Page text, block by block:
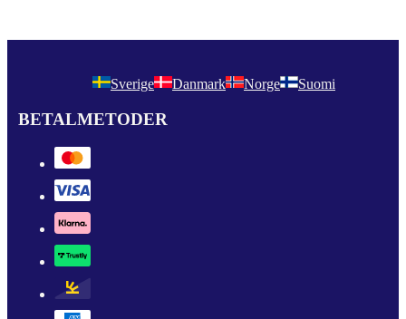
Sverige Danmark Norge Suomi
BETALMETODER